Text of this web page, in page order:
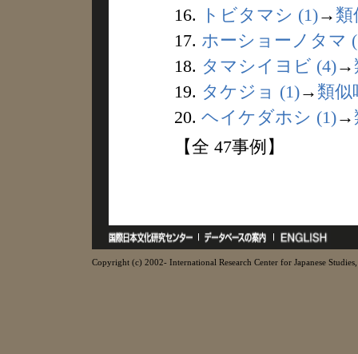
16.
トビタマシ (1)→ 類
17. ホーショーノタマ
18. タマシイヨビ (4)→
19. タケジョ (1)→ 類似
20. ヘイケダホシ (1)→
【全 47事例】
Copyright (c) 2002- International Research Center for Japanese